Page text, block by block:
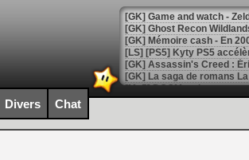
[Mo5] DOOM arrive en
[GK] Bethesda fête les 30
[GK] Roblox : l'action en
[GK] Agenda - GeForce
Divers Chat